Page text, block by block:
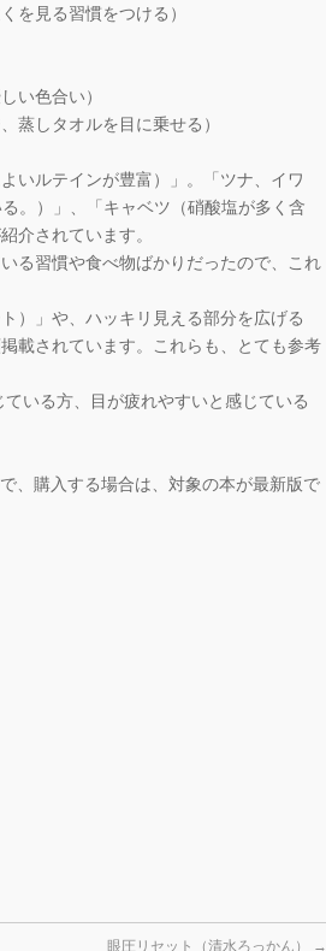
を見る習慣をつける）
い色合い）
蒸しタオルを目に乗せる）
いルテインが豊富）」。「ツナ、イワ
。）」、「キャベツ（硝酸塩が多く含
介されています。
る習慣や食べ物ばかりだったので、これ
）」や、ハッキリ見える部分を広げる
載されています。これらも、とても参考
いる方、目が疲れやすいと感じている
、購入する場合は、対象の本が最新版で
眼圧リセット（清水ろっかん） →